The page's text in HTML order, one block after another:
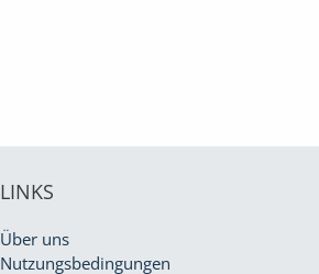
LINKS
Über uns
Nutzungsbedingungen